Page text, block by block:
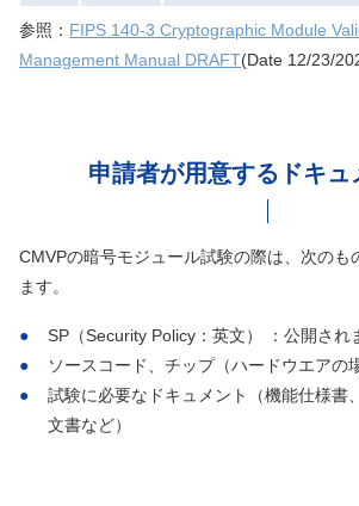
参照： FIPS 140-3 Cryptographic Module
Management Manual DRAFT(Date 12/23/
申請者が用意するドキュ
CMVPの暗号モジュール試験の際は、次のも
ます。
SP（Security Policy：英文） ：公開され
ソースコード、チップ（ハードウエアの
試験に必要なドキュメント（機能仕様書
文書など）